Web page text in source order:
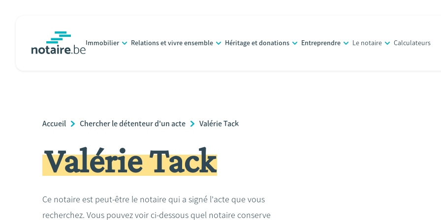
principal
Immobilier Relations et vivre ensemble Héritage et donations Entreprendre Le notaire Calculateurs
Breadcrumb
Accueil Chercher le détenteur d'un acte Valérie Tack
Valérie Tack
Ce notaire est peut-être le notaire qui a signé l'acte que vous
recherchez. Vous pouvez voir ci-dessous quel notaire conserve